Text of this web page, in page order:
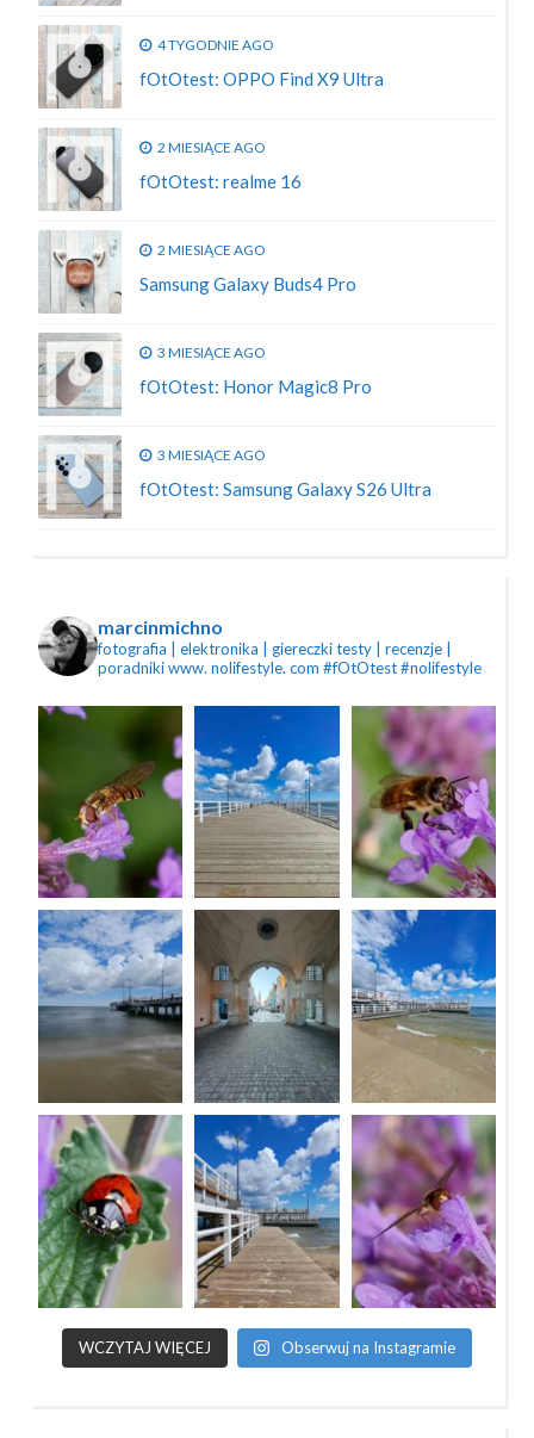
4 TYGODNIE AGO
fOtOtest: OPPO Find X9 Ultra
2 MIESIĄCE AGO
fOtOtest: realme 16
2 MIESIĄCE AGO
Samsung Galaxy Buds4 Pro
3 MIESIĄCE AGO
fOtOtest: Honor Magic8 Pro
3 MIESIĄCE AGO
fOtOtest: Samsung Galaxy S26 Ultra
marcinmichno
fotografia | elektronika | giereczkitesty | recenzje |
poradnikiwww. nolifestyle. com #fOtOtest #nolifestyle
WCZYTAJ WIĘCEJ Obserwuj na Instagramie